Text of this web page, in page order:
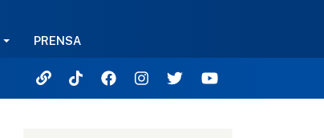
PRENSA